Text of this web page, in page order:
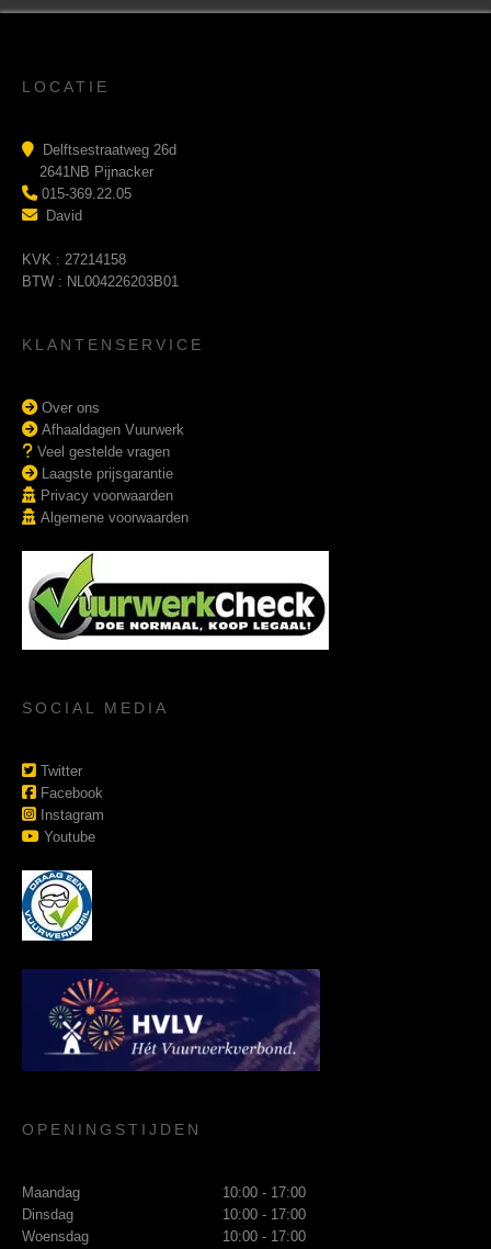
LOCATIE
Delftsestraatweg 26d
2641NB Pijnacker
015-369.22.05
David
KVK : 27214158
BTW : NL004226203B01
KLANTENSERVICE
Over ons
Afhaaldagen Vuurwerk
Veel gestelde vragen
Laagste prijsgarantie
Privacy voorwaarden
Algemene voorwaarden
SOCIAL MEDIA
Twitter
Facebook
Instagram
Youtube
OPENINGSTIJDEN
Maandag
10:00 - 17:00
Dinsdag
10:00 - 17:00
Woensdag
10:00 - 17:00